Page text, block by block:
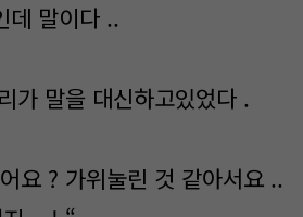
데 말이다 ..
가 말을 대신하고있었다 .
요 ? 가위눌린 것 같아서요 ..